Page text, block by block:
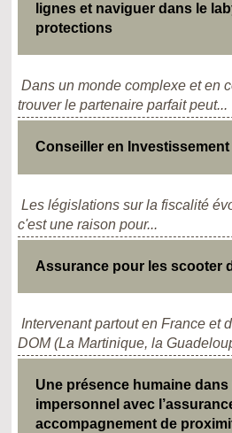
lignes et naviguer dans le
protections
Dans un monde complexe et en
trouver le partenaire parfait peut...
Conseiller en
Les législations sur la fiscalité
c'est une raison pour...
Assurance pour les scooter
Intervenant partout en France et
DOM (La Martinique, la
Une présence humaine
impersonnel avec
accompagnement de